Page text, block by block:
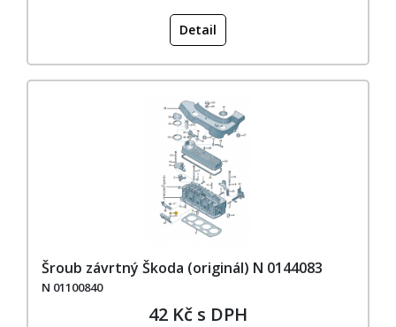
Detail
Šroub závrtný Škoda (originál) N 0144083
N 01100840
42 Kč s DPH